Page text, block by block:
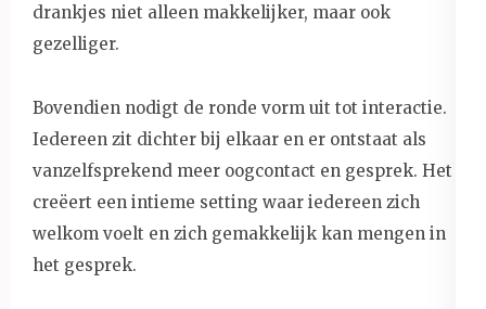
drankjes niet alleen makkelijker, maar ook
gezelliger.
Bovendien nodigt de ronde vorm uit tot interactie.
Iedereen zit dichter bij elkaar en er ontstaat als
vanzelfsprekend meer oogcontact en gesprek. Het
creëert een intieme setting waar iedereen zich
welkom voelt en zich gemakkelijk kan mengen in
het gesprek.